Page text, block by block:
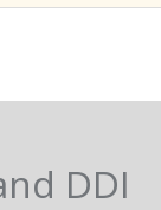
DDI